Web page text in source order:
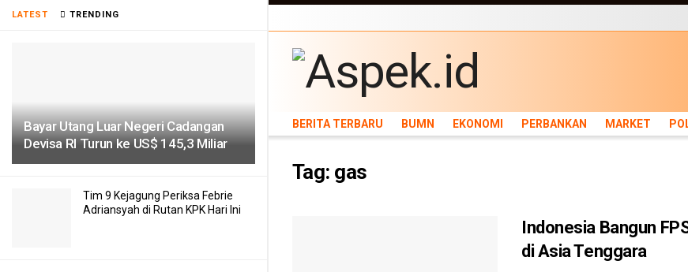
LATEST TRENDING
Bayar Utang Luar Negeri Cadangan
Devisa RI Turun ke US$ 145,3 Miliar
Tim 9 Kejagung Periksa Febrie
Adriansyah di Rutan KPK Hari Ini
BERITA TERBARU BUMN EKONOMI PERBANKAN MARKET POLITIK NEWS
TEKNOLOGI
BERITA TERBARU BUMN EKONOMI PERBANKAN MARKET
Tag: gas
Indonesia Bangun
di Asia Tenggara